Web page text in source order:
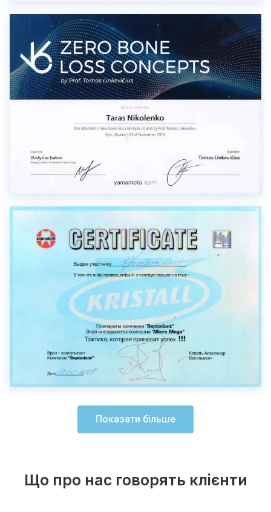
Показати більше
Що про нас говорять клієнти